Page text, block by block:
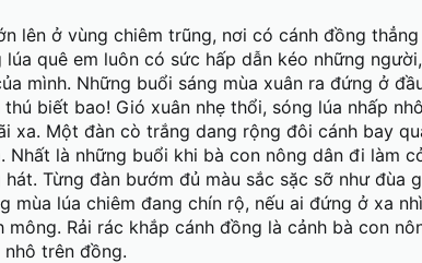
lên ở vùng chiêm trũng, nơi có cánh đồng
lúa quê em luôn có sức hấp dẫn kéo những
mình. Những buổi sáng mùa xuân ra đứng ở
thú biết bao! Gió xuân nhẹ thổi, sóng lúa nhấp
xa. Một đàn cò trắng dang rộng đôi cánh bay
Nhất là những buổi khi bà con nông dân đi làm
hát. Từng đàn bướm đủ màu sắc sặc sỡ như đùa
mùa lúa chiêm đang chín rộ, nếu ai đứng ở xa
mông. Rải rác khắp cánh đồng là cảnh bà con
nhô trên đồng.